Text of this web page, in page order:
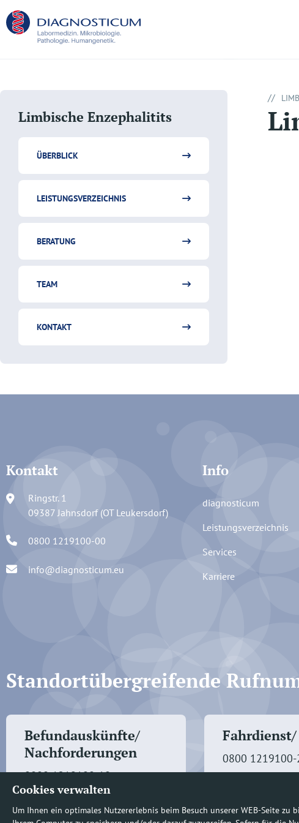
Cookies verwalten
Um Ihnen ein optimales Nutzererlebnis beim Besuch unserer WEB-Seite
Limbische Enzephalitits
ÜBERBLICK
LEISTUNGSVERZEICHNIS
BERATUNG
TEAM
KONTAKT
//
Kontakt
Ringstr. 1
09387 Jahnsdorf (OT Leukersdorf)
0800 1219100-00
info@diagnosticum.eu
Info
diagnosticum
Leistungsverzeichnis
Services
Karriere
Standortübergreifende
Befundauskünfte/
Nachforderungen
0800 1219100-10
0800 1219100-